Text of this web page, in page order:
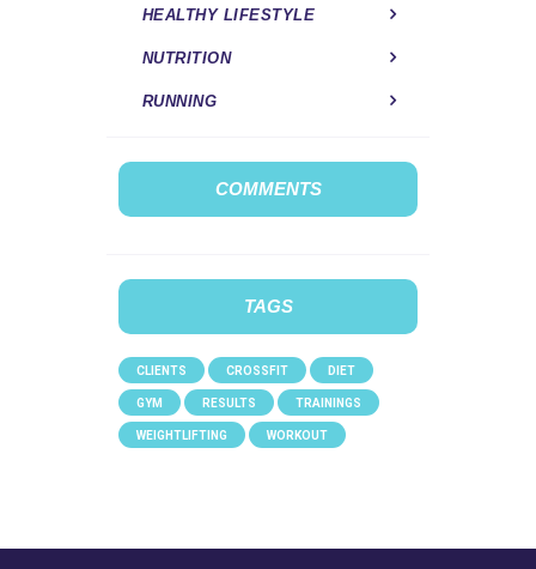
HEALTHY LIFESTYLE
NUTRITION
RUNNING
COMMENTS
TAGS
CLIENTS CROSSFIT DIET
GYM RESULTS TRAININGS
WEIGHTLIFTING WORKOUT